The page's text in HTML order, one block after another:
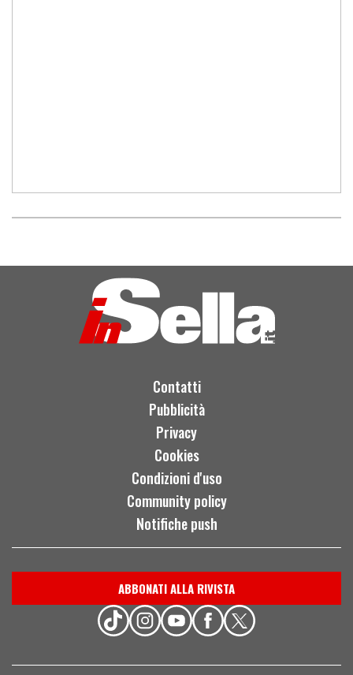
Contatti
Pubblicità
Privacy
Cookies
Condizioni d'uso
Community policy
Notifiche push
ABBONATI ALLA RIVISTA